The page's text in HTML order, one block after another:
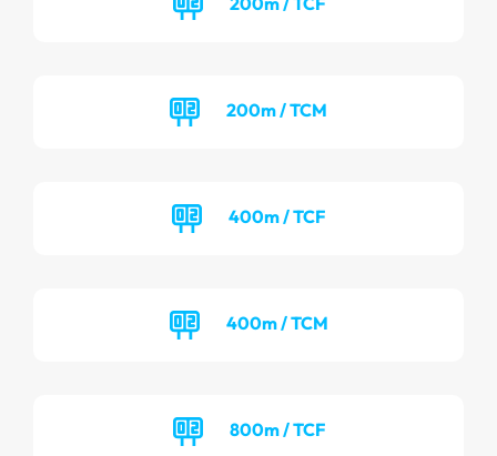
200m / TCM
400m / TCF
400m / TCM
800m / TCF